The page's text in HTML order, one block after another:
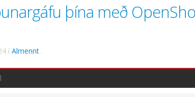
þína með
í Almennt .